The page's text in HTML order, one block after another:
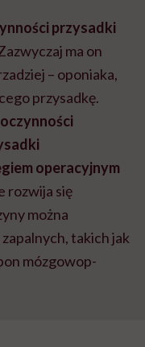
przysadki
ma on
– oponiaka,
przysadkę.
operacyjnym
rozwija się
można
takich jak
mózgowop-